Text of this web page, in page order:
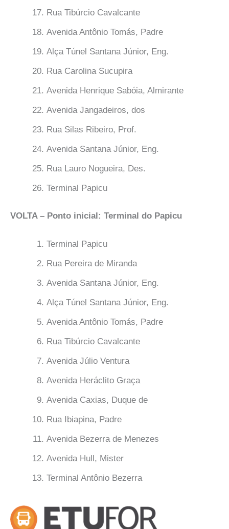
Rua Tibúrcio Cavalcante
Avenida Antônio Tomás, Padre
Alça Túnel Santana Júnior, Eng.
Rua Carolina Sucupira
Avenida Henrique Sabóia, Almirante
Avenida Jangadeiros, dos
Rua Silas Ribeiro, Prof.
Avenida Santana Júnior, Eng.
Rua Lauro Nogueira, Des.
Terminal Papicu
VOLTA – Ponto inicial: Terminal do Papicu
Terminal Papicu
Rua Pereira de Miranda
Avenida Santana Júnior, Eng.
Alça Túnel Santana Júnior, Eng.
Avenida Antônio Tomás, Padre
Rua Tibúrcio Cavalcante
Avenida Júlio Ventura
Avenida Heráclito Graça
Avenida Caxias, Duque de
Rua Ibiapina, Padre
Avenida Bezerra de Menezes
Avenida Hull, Mister
Terminal Antônio Bezerra